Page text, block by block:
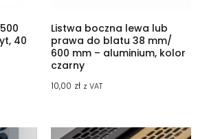
40
Listwa boczna lewa lub
prawa do blatu 38 mm/
600 mm – aluminium, kolor
czarny
10,00 zł z VAT